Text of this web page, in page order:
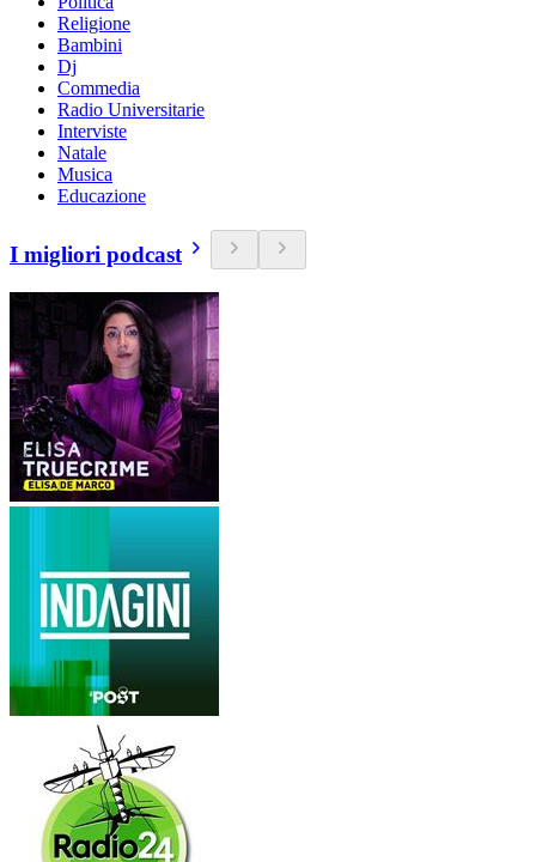
Religione
Bambini
Dj
Commedia
Radio Universitarie
Interviste
Natale
Musica
Educazione
I migliori podcast